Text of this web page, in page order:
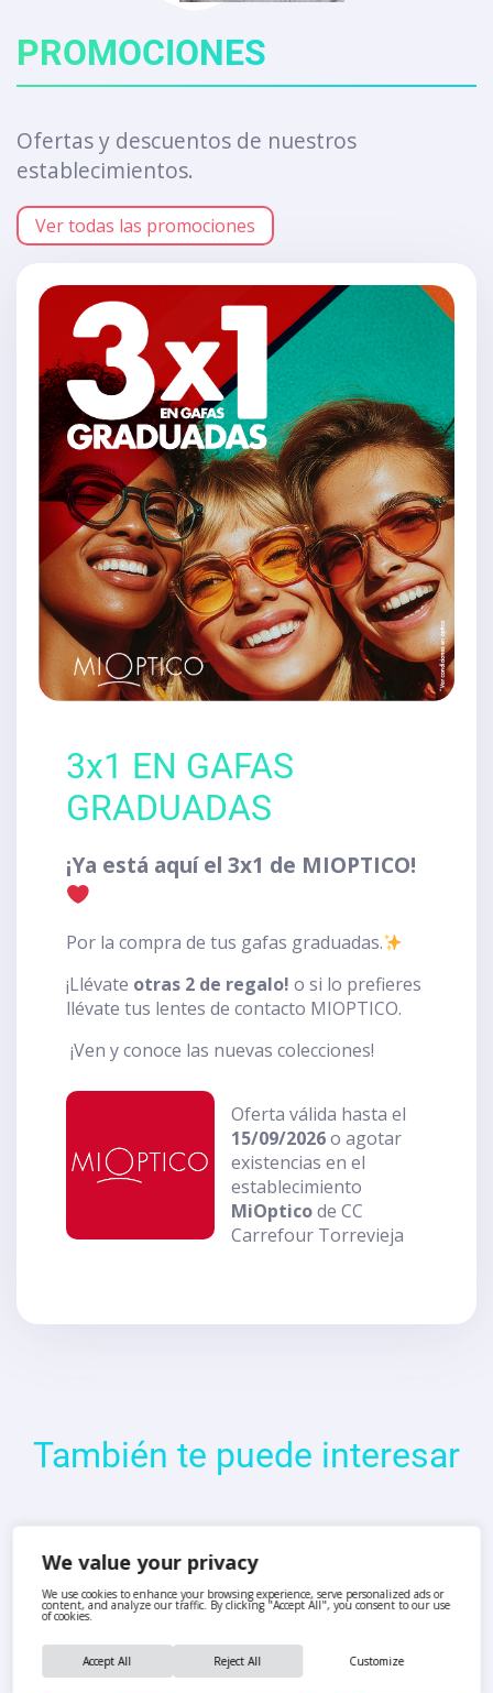
We value your privacy
We use cookies to enhance your browsing experience, serve personalized ads or
content, and analyze our traffic. By clicking "Accept All", you consent to our use
of cookies.
Customize
Reject All
Accept All
PROMOCIONES
Ofertas y descuentos de nuestros
establecimientos.
Ver todas las promociones
3x1 EN GAFAS
GRADUADAS
¡Ya está aquí el 3x1 de MIOPTICO!
Por la compra de tus gafas graduadas.
¡Llévate otras 2 de regalo! o si lo prefieres
llévate tus lentes de contacto MIOPTICO.
¡Ven y conoce las nuevas colecciones!
Oferta válida hasta el
15/09/2026o agotar
existencias en el
establecimiento
MiOpticode CC
Carrefour Torrevieja
También te puede interesar
Prepárate